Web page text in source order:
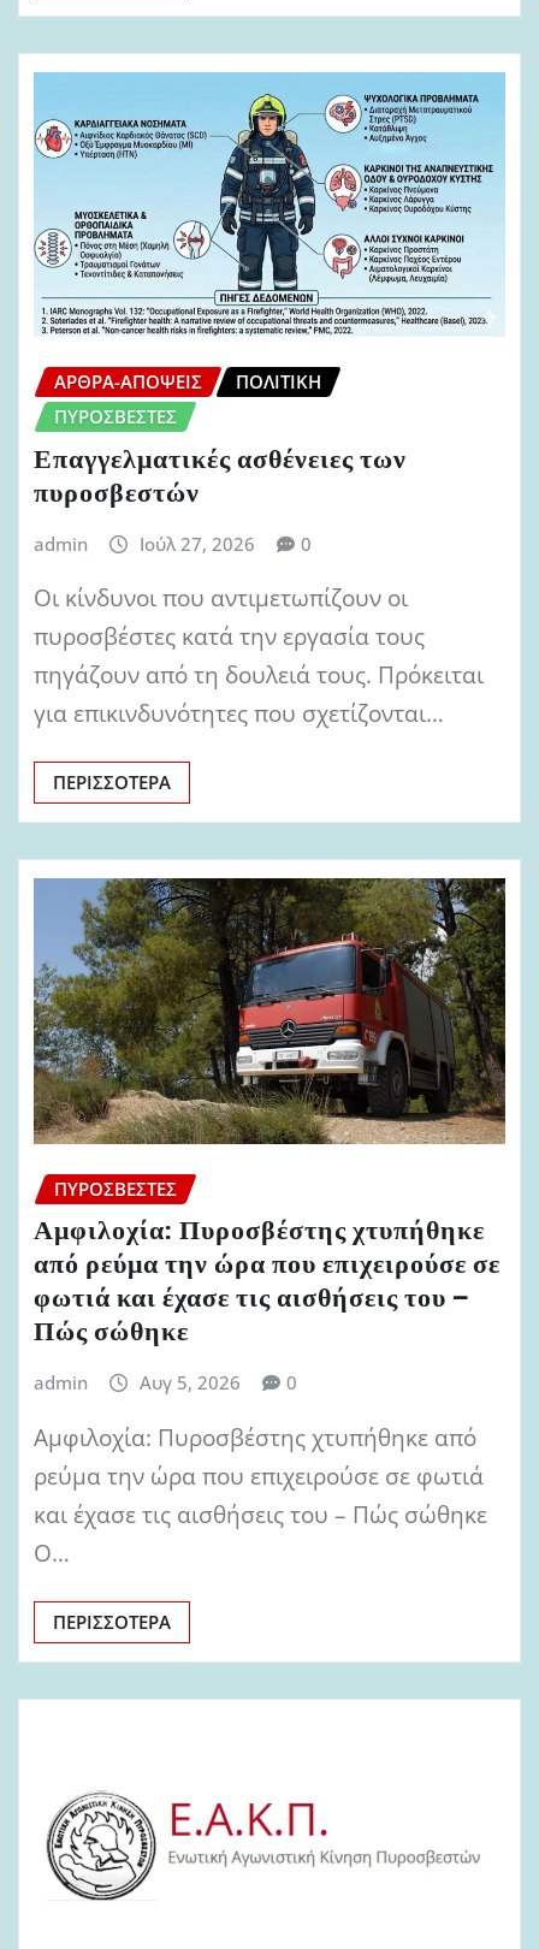
ΆΡΘΡΑ-ΑΠΌΨΕΙΣ
ΠΟΛΙΤΙΚΉ
ΠΥΡΟΣΒΈΣΤΕΣ
Επαγγελματικές ασθένειες των
πυροσβεστών
admin Ιούλ 27, 2026 0
Οι κίνδυνοι που αντιμετωπίζουν οι
πυροσβέστες κατά την εργασία τους
πηγάζουν από τη δουλειά τους. Πρόκειται
για επικινδυνότητες που σχετίζονται…
ΠΕΡΙΣΣΌΤΕΡΑ
ΠΥΡΟΣΒΈΣΤΕΣ
Αμφιλοχία: Πυροσβέστης χτυπήθηκε
από ρεύμα την ώρα που επιχειρούσε σε
φωτιά και έχασε τις αισθήσεις του –
Πώς σώθηκε
admin Αυγ 5, 2026 0
Αμφιλοχία: Πυροσβέστης χτυπήθηκε από
ρεύμα την ώρα που επιχειρούσε σε φωτιά
και έχασε τις αισθήσεις του – Πώς σώθηκε
O…
ΠΕΡΙΣΣΌΤΕΡΑ